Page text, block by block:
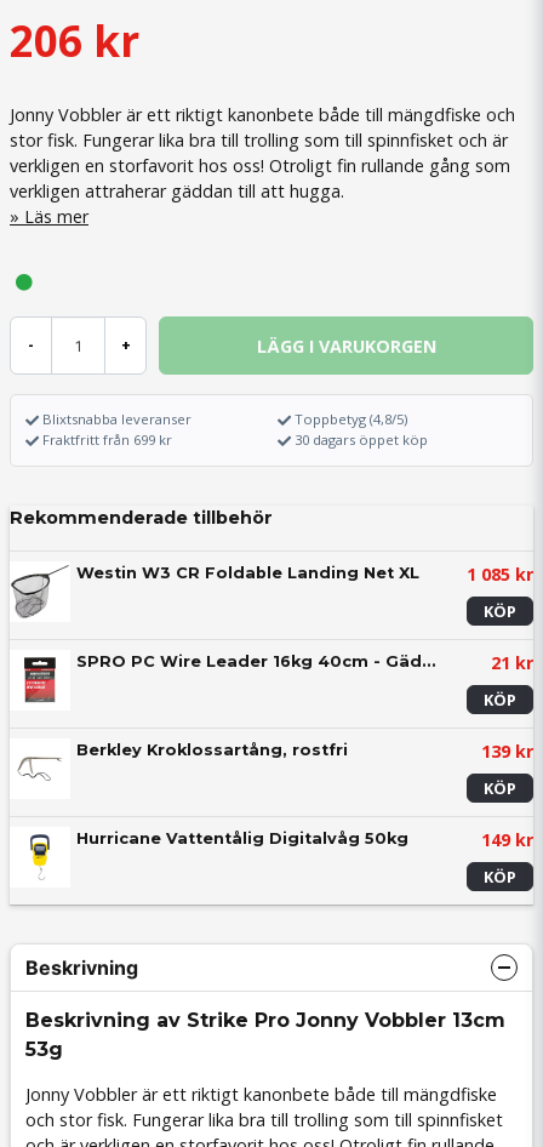
206 kr
Jonny Vobbler är ett riktigt kanonbete både till mängdfiske och
stor fisk. Fungerar lika bra till trolling som till spinnfisket och är
verkligen en storfavorit hos oss! Otroligt fin rullande gång som
verkligen attraherar gäddan till att hugga.
Läs mer
- + LÄGG I VARUKORGEN
Blixtsnabba leveranser
Fraktfritt från 699 kr
Toppbetyg (4,8/5)
30 dagars öppet köp
Rekommenderade tillbehör
Westin W3 CR Foldable Landing Net XL 1 085 kr
KÖP
SPRO PC Wire Leader 16kg 40cm - Gäddtafs (2-pack) 21 kr
KÖP
Berkley Kroklossartång, rostfri 139 kr
KÖP
Hurricane Vattentålig Digitalvåg 50kg 149 kr
KÖP
Beskrivning
Beskrivning av Strike Pro Jonny Vobbler 13cm
53g
Jonny Vobbler är ett riktigt kanonbete både till mängdfiske
och stor fisk. Fungerar lika bra till trolling som till spinnfisket